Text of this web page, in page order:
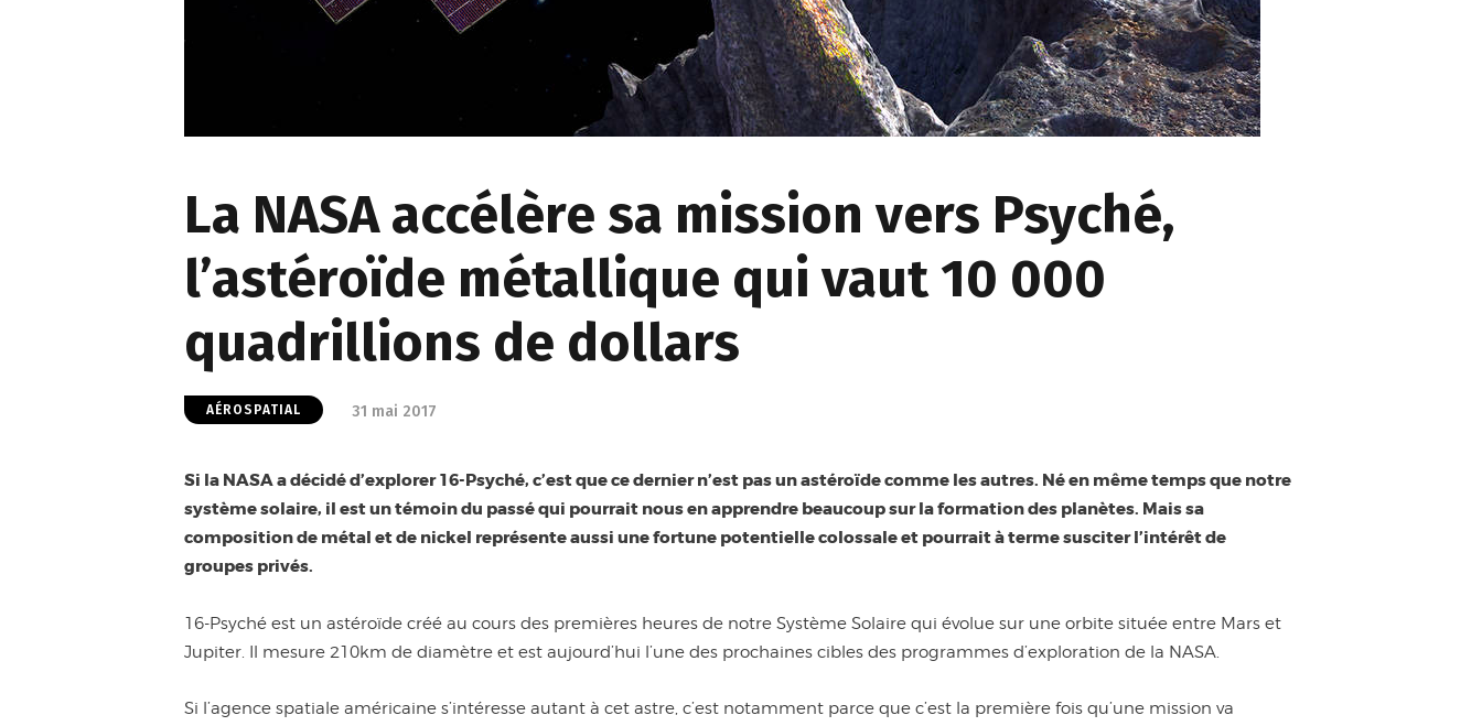
La NASA accélère sa mission vers Psyché,
l’astéroïde métallique qui vaut 10 000
quadrillions de dollars
AÉROSPATIAL 31 mai 2017
Si la NASA a décidé d’explorer 16-Psyché, c’est que ce dernier n’est pas un astéroïde comme les autres. Né en même temps que notre
système solaire, il est un témoin du passé qui pourrait nous en apprendre beaucoup sur la formation des planètes. Mais sa
composition de métal et de nickel représente aussi une fortune potentielle colossale et pourrait à terme susciter l’intérêt de
groupes privés.
16-Psyché est un astéroïde créé au cours des premières heures de notre Système Solaire qui évolue sur une orbite située entre Mars et
Jupiter. Il mesure 210km de diamètre et est aujourd’hui l’une des prochaines cibles des programmes d’exploration de la NASA.
Si l’agence spatiale américaine s’intéresse autant à cet astre, c’est notamment parce que c’est la première fois qu’une mission va